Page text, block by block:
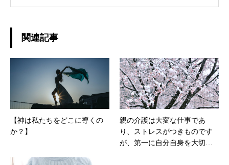
関連記事
【神は私たちをどこに導くの
か？】
親の介護は大変な仕事であ
り、ストレスがつきものです
が、第一に自分自身を大切に